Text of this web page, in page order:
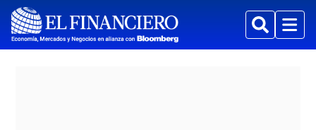
BuscarMenu